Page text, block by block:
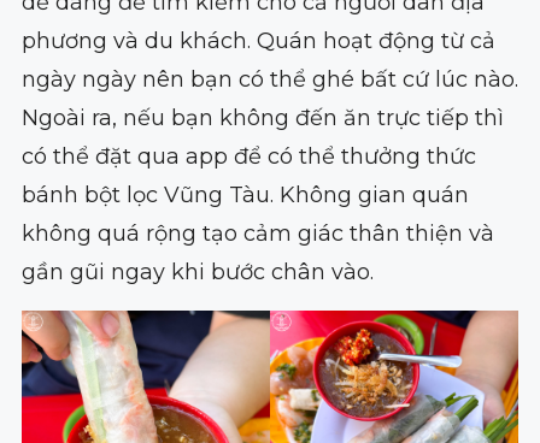
phương và du khách. Quán hoạt động từ cả
ngày ngày nên bạn có thể ghé bất cứ lúc nào.
Ngoài ra, nếu bạn không đến ăn trực tiếp thì
có thể đặt qua app để có thể thưởng thức
bánh bột lọc Vũng Tàu. Không gian quán
không quá rộng tạo cảm giác thân thiện và
gần gũi ngay khi bước chân vào.